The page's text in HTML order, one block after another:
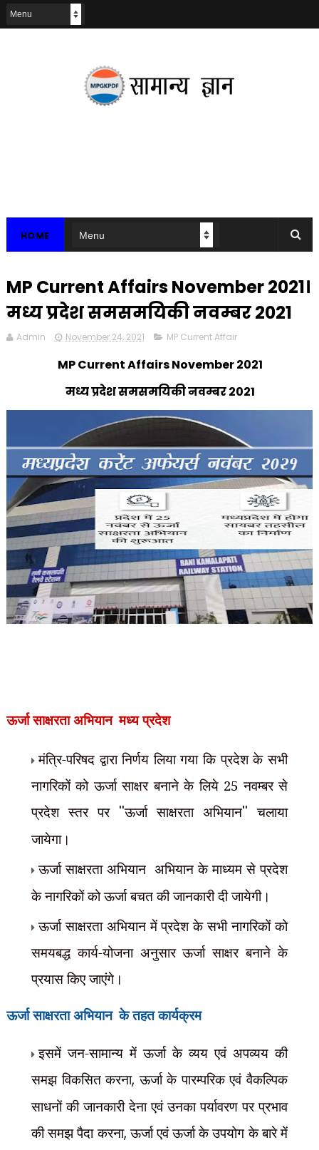
HOME
MP Current Affairs November 2021।
मध्य प्रदेश समसमयिकी नवम्बर 2021
Admin November 24, 2021 MP Current Affair
MP Current Affairs November 2021
मध्य प्रदेश समसमयिकी नवम्बर 2021
ऊर्जा साक्षरता अभियान मध्य प्रदेश
मंत्रि-परिषद द्वारा निर्णय लिया गया कि प्रदेश के सभी
नागरिकों को ऊर्जा साक्षर बनाने के लिये 25 नवम्बर से
प्रदेश स्तर पर ''ऊर्जा साक्षरता अभियान''चलाया
जायेगा।
ऊर्जा साक्षरता अभियान अभियान के माध्यम से प्रदेश
के नागरिकों को ऊर्जा बचत की जानकारी दी जायेगी।
ऊर्जा साक्षरता अभियान में प्रदेश के सभी नागरिकों को
समयबद्ध कार्य-योजना अनुसार ऊर्जा साक्षर बनाने के
प्रयास किए जाएंगे।
ऊर्जा साक्षरता अभियान के तहत कार्यक्रम
इसमें जन-सामान्य में ऊर्जा के व्यय एवं अपव्यय की
समझ विकसित करना,ऊर्जा के पारम्परिक एवं वैकल्पिक
साधनों की जानकारी देना एवं उनका पर्यावरण पर प्रभाव
की समझ पैदा करना,ऊर्जा एवं ऊर्जा के उपयोग के बारे में